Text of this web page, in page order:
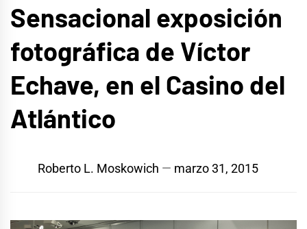
Sensacional exposición
fotográfica de Víctor
Echave, en el Casino del
Atlántico
Roberto L. Moskowich marzo 31, 2015